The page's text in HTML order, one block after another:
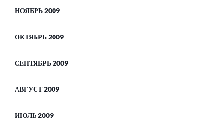
НОЯБРЬ 2009
ОКТЯБРЬ 2009
СЕНТЯБРЬ 2009
АВГУСТ 2009
ИЮЛЬ 2009